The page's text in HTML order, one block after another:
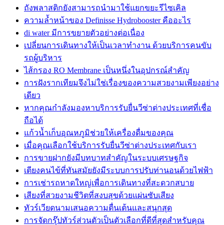
ถังพลาสติกยังสามารถนำมาใช้แยกขยะรีไซเคิล
ความล้ำหน้าของ Definisse Hydrobooster คืออะไร
di water มีการขยายตัวอย่างต่อเนื่อง
เปลี่ยนการเดินทางให้เป็นเวลาทำงาน ด้วยบริการคนขับ
รถผู้บริหาร
ไส้กรอง RO Membrane เป็นหนึ่งในอุปกรณ์สำคัญ
การฝังรากเทียมจึงไม่ใช่เรื่องของความสวยงามเพียงอย่าง
เดียว
หากคุณกำลังมองหาบริการรับยื่นวีซ่าต่างประเทศที่เชื่อ
ถือได้
แก้วน้ำเก็บอุณหภูมิช่วยให้เครื่องดื่มของคุณ
เมื่อคุณเลือกใช้บริการรับยื่นวีซ่าต่างประเทศกับเรา
การขายฝากยังมีบทบาทสำคัญในระบบเศรษฐกิจ
เตียงคนไข้ที่ทันสมัยยังมีระบบการปรับท่านอนด้วยไฟฟ้า
การเช่ารถหาดใหญ่เพื่อการเดินทางที่สะดวกสบาย
เสียงที่สวยงามชีวิตที่สงบสุขด้วยแผ่นซับเสียง
ทัวร์เวียดนามเสนอความตื่นเต้นและสนุกสุด
การจัดกรุ๊ปทัวร์ส่วนตัวเป็นตัวเลือกที่ดีที่สุดสำหรับคุณ